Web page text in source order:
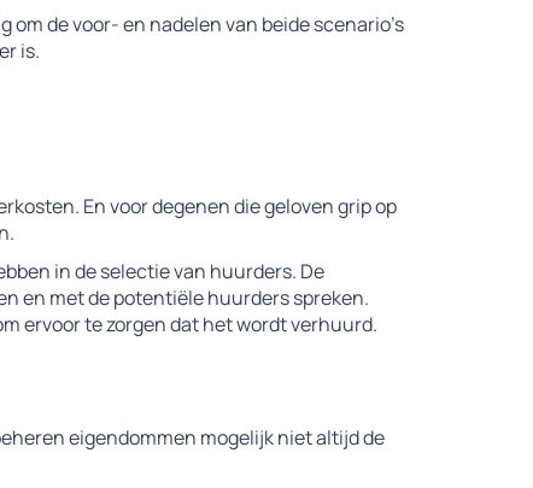
de voor- en nadelen van beide scenario’s
is.
En voor degenen die geloven grip op
in de selectie van huurders. De
en met de potentiële huurders spreken.
ervoor te zorgen dat het wordt verhuurd.
eigendommen mogelijk niet altijd de